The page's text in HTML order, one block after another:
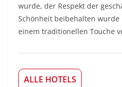
wurde, der Respekt der
Schönheit beibehalten
einem traditionellen Touche
ALLE HOTELS